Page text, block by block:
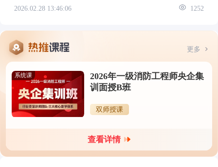
2026.02.28 13:46:06 1252
更多
系统课
2026年一级消防工程师央企集
训面授B班
双师授课
查看详情